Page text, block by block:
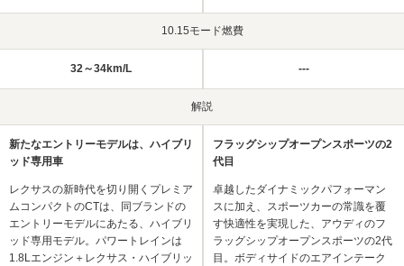
10.15モード燃費
32～34km/L ---
解説
新たなエントリーモデルは、ハイブリ
ッド専用車
レクサスの新時代を切り開くプレミア
ムコンパクトのCTは、同ブランドの
エントリーモデルにあたる、ハイブリ
ッド専用モデル。パワートレインは
1.8Lエンジン＋レクサス・ハイブリッ
フラッグシップオープンスポーツの2
代目
卓越したダイナミックパフォーマン
スに加え、スポーツカーの常識を覆
す快適性を実現した、アウディのフ
ラッグシップオープンスポーツの2代
目。ボディサイドのエアインテーク